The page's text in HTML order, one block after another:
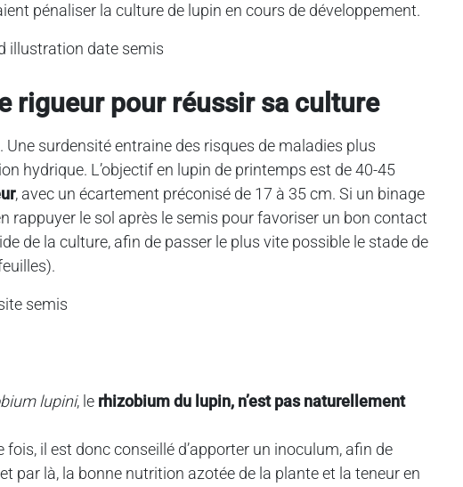
pénaliser la culture de lupin en cours de développement.
rigueur pour réussir sa culture
surdensité entraine des risques de maladies plus
hydrique. L’objectif en lupin de printemps est de 40-45
, avec un écartement préconisé de 17 à 35 cm. Si un binage
rappuyer le sol après le semis pour favoriser un bon contact
de la culture, afin de passer le plus vite possible le stade de
lupini, le rhizobium du lupin, n’est pas naturellement
il est donc conseillé d’apporter un inoculum, afin de
par là, la bonne nutrition azotée de la plante et la teneur en